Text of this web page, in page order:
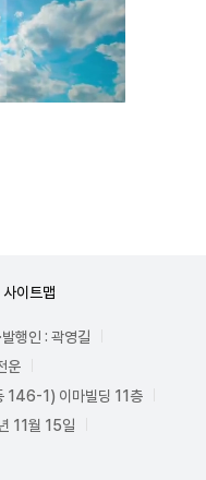
사이트맵
발행인 : 곽영길
운
146-1) 이마빌딩 11층
11월 15일